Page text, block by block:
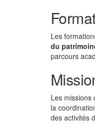
Les
du
parcours
Les missions
la
des activités